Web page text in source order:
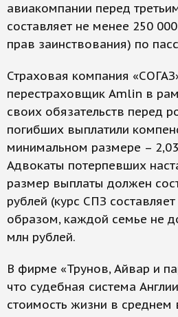
авиакомпании перед
составляет не менее 250
прав заинствования) по
Страховая компания
перестраховщик Amlin в
своих обязательств перед
погибших выплатили
минимальном размере –
Адвокаты потерпевших
размер выплаты должен
рублей (курс СПЗ
образом, каждой семье не
млн рублей.
В фирме «Трунов, Айвар и
что судебная система
стоимость жизни в среднем